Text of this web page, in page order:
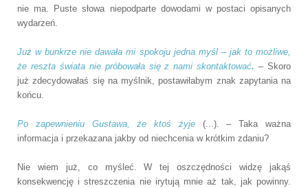
nie ma. Puste słowa niepodparte dowodami w postaci opisanych
wydarzeń.
Już w bunkrze nie dawała mi spokoju jedna myśl – jak to możliwe,
że reszta świata nie próbowała się z nami skontaktować.– Skoro
już zdecydowałaś się na myślnik, postawiłabym znak zapytania na
końcu.
Po zapewnieniu Gustawa, że ktoś żyje(...). – Taka ważna
informacja i przekazana jakby od niechcenia w krótkim zdaniu?
Nie wiem już, co myśleć. W tej oszczędności widzę jakąś
konsekwencję i streszczenia nie irytują mnie aż tak, jak powinny.